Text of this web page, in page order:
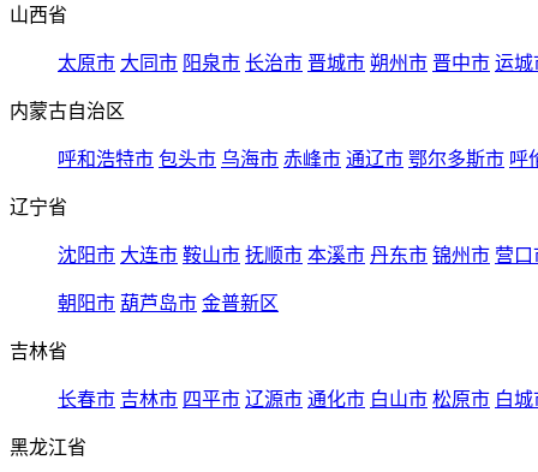
山西省
太原市 大同市 阳泉市 长治市 晋城市 朔州市 晋中市 运城
内蒙古自治区
呼和浩特市 包头市 乌海市 赤峰市 通辽市 鄂尔多斯市 呼
辽宁省
沈阳市 大连市 鞍山市 抚顺市 本溪市 丹东市 锦州市 营口
朝阳市 葫芦岛市 金普新区
吉林省
长春市 吉林市 四平市 辽源市 通化市 白山市 松原市 白城
黑龙江省